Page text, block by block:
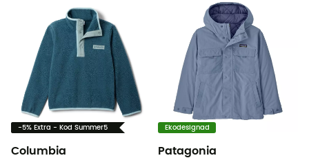
-5% Extra - Kod Summer5
Columbia
Ekodesignad
Patagonia